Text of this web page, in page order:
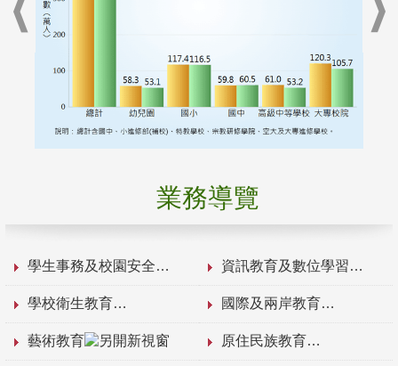
業務導覽
學生事務及校園安全 資訊教育及數位學習
學校衛生教育 國際及兩岸教育
藝術教育 原住民族教育